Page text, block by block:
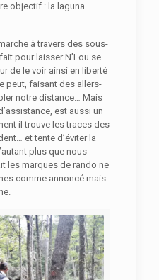
objectif : la laguna
à travers des sous-
pour laisser N’Lou se
de le voir ainsi en liberté
peut, faisant des allers-
notre distance… Mais
est aussi un
il trouve les traces des
et tente d’éviter la
plus que nous
les marques de rando ne
comme annoncé mais